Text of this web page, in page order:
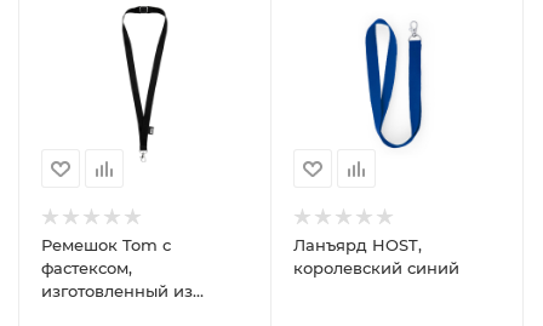
Ремешок Tom с
фастексом,
изготовленный из
Ланъярд HOST,
королевский синий